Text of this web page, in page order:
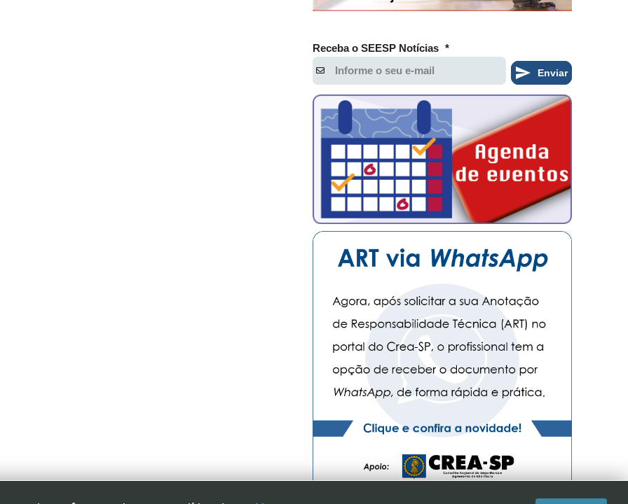
Receba o SEESP Notícias *
Enviar